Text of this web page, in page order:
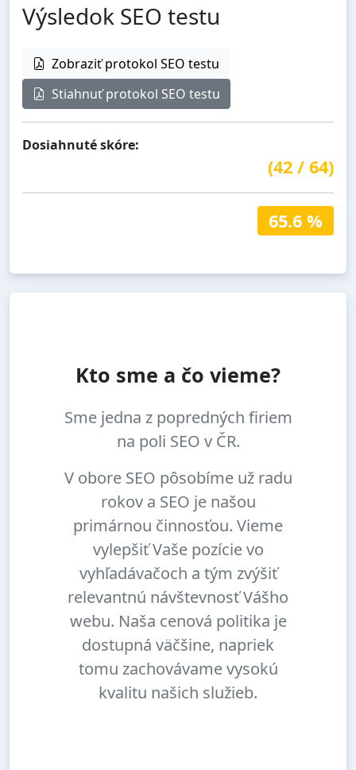
Výsledok SEO testu
Zobraziť protokol SEO testu
Stiahnuť protokol SEO testu
Dosiahnuté skóre:
(42 / 64)
65.6 %
Kto sme a čo vieme?
Sme jedna z popredných firiem
na poli SEO v ČR.
V obore SEO pôsobíme už radu
rokov a SEO je našou
primárnou činnosťou. Vieme
vylepšiť Vaše pozície vo
vyhľadávačoch a tým zvýšiť
relevantnú návštevnosť Vášho
webu. Naša cenová politika je
dostupná väčšine, napriek
tomu zachovávame vysokú
kvalitu našich služieb.